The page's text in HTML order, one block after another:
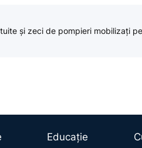
și zeci de pompieri mobilizați
Educație